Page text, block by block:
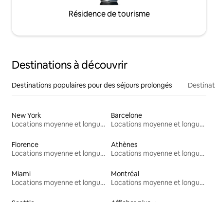
Résidence de tourisme
Destinations à découvrir
Destinations populaires pour des séjours prolongés
New York
Locations moyenne et longue durée
Barcelone
Locations moyenne et longue durée
Florence
Locations moyenne et longue durée
Athènes
Locations moyenne et longue durée
Miami
Locations moyenne et longue durée
Montréal
Locations moyenne et longue durée